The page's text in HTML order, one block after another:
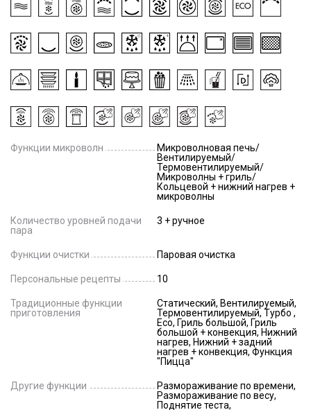
Функции микроволн
Микроволновая печь/
Вентилируемый/
Термовентилируемый/
Микроволны + гриль/
Кольцевой + нижний нагрев +
микроволны
Количество уровней подачи
пара
3 + ручное
Функции очистки Паровая очистка
Персональные рецепты 10
Традиционные функции
приготовления
Статический, Вентилируемый,
Термовентилируемый, Турбо ,
Eco, Гриль большой, Гриль
большой + конвекция, Нижний
нагрев, Нижний + задний
нагрев + конвекция, Функция
"Пицца"
Другие функции
Размораживание по времени,
Размораживание по весу,
Поднятие теста,